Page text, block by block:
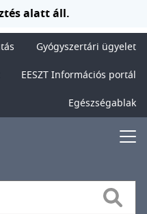
alatt áll.
Gyógyszertári ügyelet
EESZT Információs portál
Egészségablak
Search